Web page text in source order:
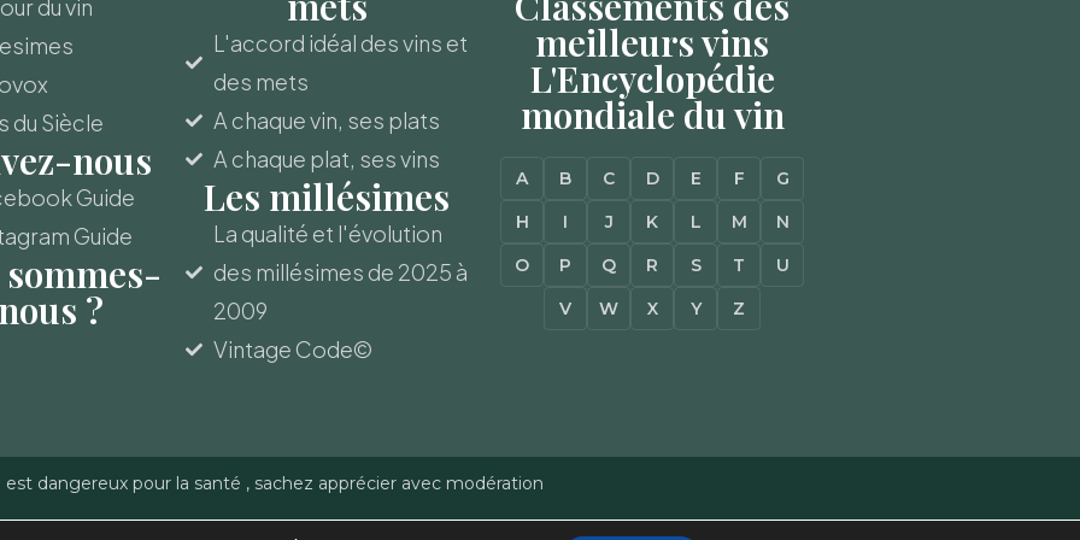
du vin
du Siècle
nous
Guide
Guide
?
L'accord idéal des vins et
des mets
A chaque vin, ses plats
A chaque plat, ses vins
Les millésimes
La qualité et l'évolution
des millésimes de 2025 à
2009
Vintage Code©
meilleurs vins
L'Encyclopédie
mondiale du vin
A B C D E F
G
H
I J K L M
N
O
P Q R S T
U
V
W X Y Z
est dangereux pour la santé , sachez apprécier avec modération